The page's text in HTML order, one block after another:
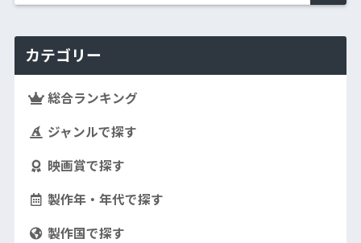
カテゴリー
総合ランキング
ジャンルで探す
映画賞で探す
製作年・年代で探す
製作国で探す